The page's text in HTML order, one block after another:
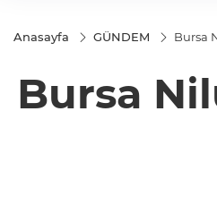
Anasayfa GÜNDEM Bursa
Bursa